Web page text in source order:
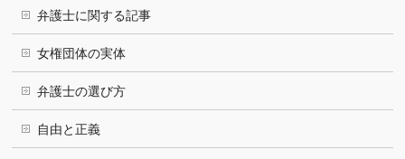
弁護士に関する記事
女権団体の実体
弁護士の選び方
自由と正義